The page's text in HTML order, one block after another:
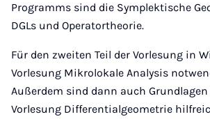
Programms sind die Symplektische
DGLs und Operatortheorie.
Für den zweiten Teil der Vorlesung in
Vorlesung Mikrolokale Analysis
Außerdem sind dann auch
Vorlesung Differentialgeometrie